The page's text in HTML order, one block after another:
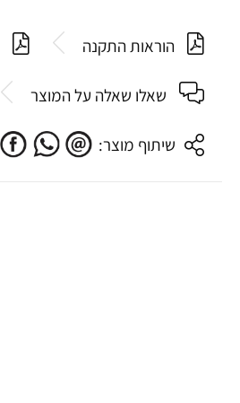
הוראות התקנה
שאלו שאלה על המוצר
שיתוף מוצר: